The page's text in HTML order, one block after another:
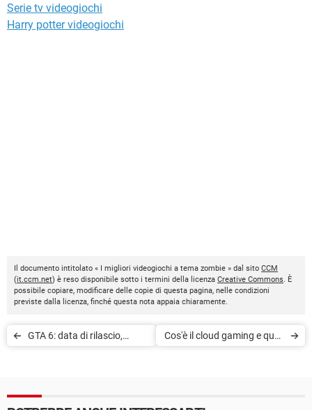
Serie tv videogiochi
Harry potter videogiochi
Il documento intitolato « I migliori videogiochi a tema zombie » dal sito CCM
(it.ccm.net) è reso disponibile sotto i termini della licenza Creative Commons. È
possibile copiare, modificare delle copie di questa pagina, nelle condizioni
previste dalla licenza, finché questa nota appaia chiaramente.
GTA 6: data di rilascio,
Cos'è il cloud gaming e quali